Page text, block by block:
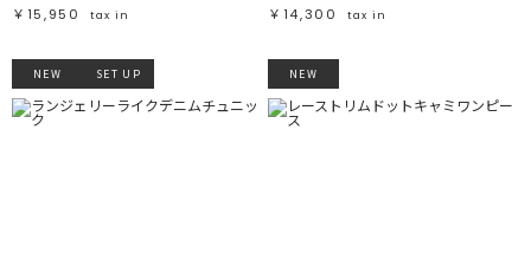
￥15,950
tax in
￥14,300
tax in
NEW SET UP NEW